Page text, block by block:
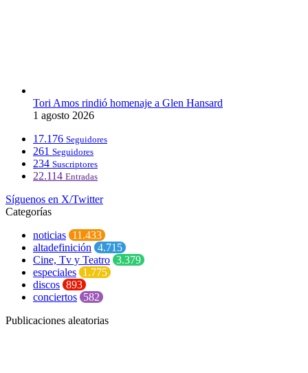
Tori Amos rindió homenaje a Glen Hansard
1 agosto 2026
17.176 Seguidores
261 Seguidores
234 Suscriptores
22.114 Entradas
Síguenos en X/Twitter
Categorías
noticias 11.433
altadefinición 4.715
Cine, Tv y Teatro 3.379
especiales 1.775
discos 893
conciertos 582
Publicaciones aleatorias